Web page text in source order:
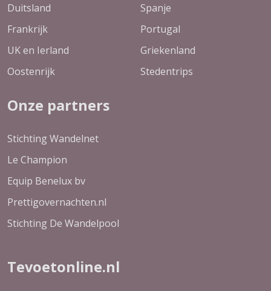
Duitsland
Frankrijk
UK en Ierland
Oostenrijk
Spanje
Portugal
Griekenland
Stedentrips
Onze partners
Stichting Wandelnet
Le Champion
Equip Benelux bv
Prettigovernachten.nl
Stichting De Wandelpool
Tevoetonline.nl